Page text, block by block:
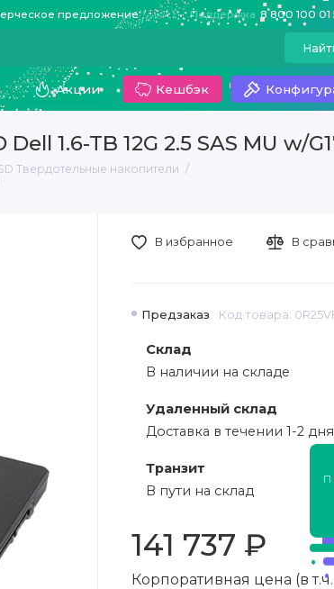
предложение Поддержка 8 800 100 01
Акции Кешбэк
1.6-TB 12G 2.5 SAS MU w/
Твердотельные накопители
Предзаказ Код товара:
Склад
В наличии на складе
Удаленный склад
Доставка в течении 1-2 дня
Транзит
В пути на склад
141 737 ₽
Корпоративная цена (в
В избранное В